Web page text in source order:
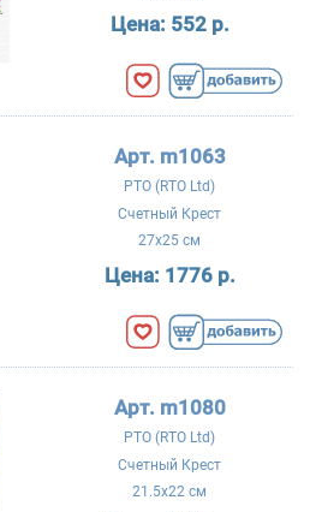
Цена: 552 р.
Арт. m1063
РТО (RTO Ltd)
Счетный Крест
27x25 см
Цена: 1776 р.
Арт. m1080
РТО (RTO Ltd)
Счетный Крест
21.5x22 см